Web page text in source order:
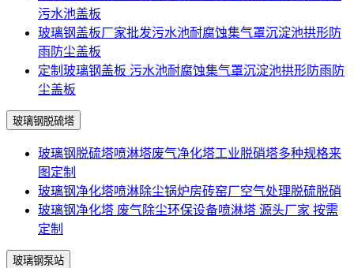
污水池盖板
玻璃钢盖板厂家批发污水池耐腐蚀集气罩沉淀池拱形防
雨防尘盖板
定制玻璃钢盖板 污水池耐腐蚀集气罩沉淀池拱形防雨防
尘盖板
玻璃钢脱硫塔
玻璃钢脱硫塔喷淋塔废气净化塔工业脱硝塔多种规格来
图定制
玻璃钢净化塔喷淋除尘锅炉房砖窑厂空气处理脱硫脱硝
玻璃钢净化塔 废气除尘环保设备喷淋塔 源头厂家 按需
定制
玻璃钢泵站